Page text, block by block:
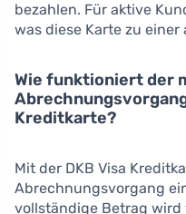
bezahlen. Für aktive
was diese Karte zu
Wie funktioniert der
Kreditkarte?
Mit der DKB Visa
Abrechnungsvorgang
vollständige Betrag wird